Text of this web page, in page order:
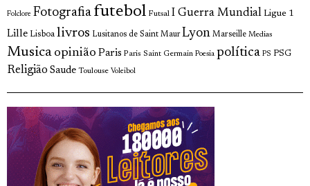
Folclore Fotografia futebol Futsal I Guerra Mundial Ligue 1
Lille Lisboa livros Lusitanos de Saint Maur Lyon Marseille Medias
Musica opinião Paris Paris Saint Germain Poesia política PS PSG
Religião Saude Toulouse Voleibol